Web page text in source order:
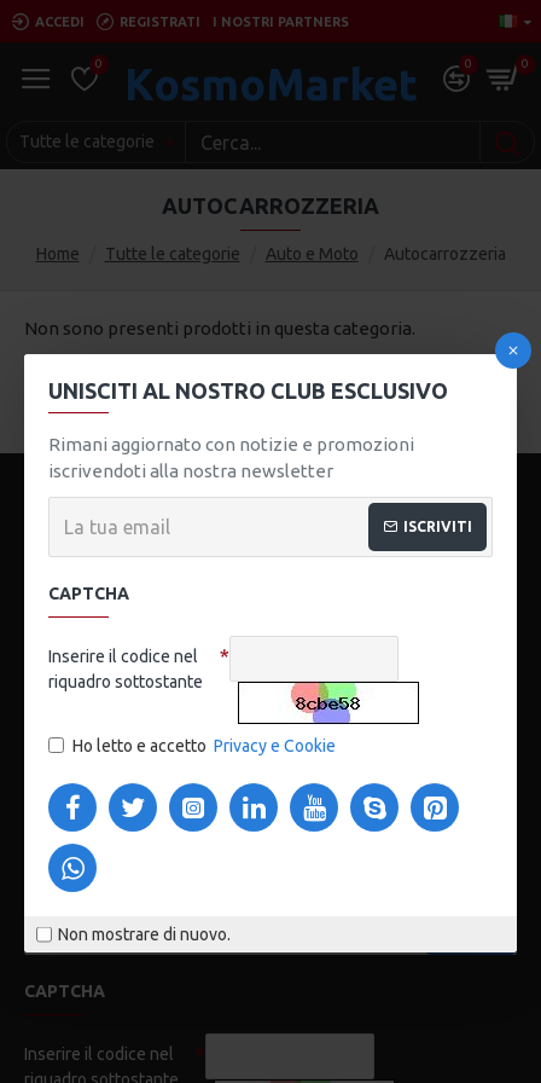
UNISCITI AL NOSTRO CLUB ESCLUSIVO
Rimani aggiornato con notizie e promozioni
iscrivendoti alla nostra newsletter
ISCRIVITI
CAPTCHA
Inserire il codice nel
riquadro sottostante
Ho letto e accetto Privacy e Cookie
Non mostrare di nuovo.
ACCEDI REGISTRATI I NOSTRI PARTNERS
0 KosmoMarket 0 0
Tutte le categorie
Home Tutte le categorie Auto e Moto Autocarrozzeria
AUTOCARROZZERIA
Non sono presenti prodotti in questa categoria.
Via Eurialo 56, Roma, Italia
SERVIZIO CLIENTI
NEWSLETTER
Non perderti alcun aggiornamento o promozione, iscriviti alla
nostra newsletter.
CAPTCHA
Inserire il codice nel